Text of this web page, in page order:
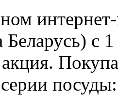
Беларусь) с
посуды: